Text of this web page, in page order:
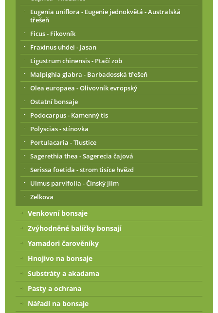
Eugenia uniflora - Eugenie jednokvětá - Australská
třešeň
Ficus - Fíkovník
Fraxinus uhdei - Jasan
Ligustrum chinensis - Ptačí zob
Malpighia glabra - Barbadosská třešeň
Olea europaea - Olivovník evropský
Ostatní bonsaje
Podocarpus - Kamenný tis
Polyscias - stínovka
Portulacaria - Tlustice
Sagerethia thea - Sagerecia čajová
Serissa foetida - strom tisíce hvězd
Ulmus parvifolia - Čínský jilm
Zelkova
Venkovní bonsaje
Zvýhodněné balíčky bonsají
Yamadori čarověníky
Hnojivo na bonsaje
Substráty a akadama
Pasty a ochrana
Nářadí na bonsaje